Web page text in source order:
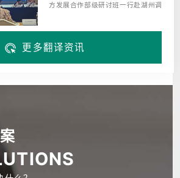
方发展合作部级研讨班一行赴湖州调
罗、埃...
更多翻译资讯